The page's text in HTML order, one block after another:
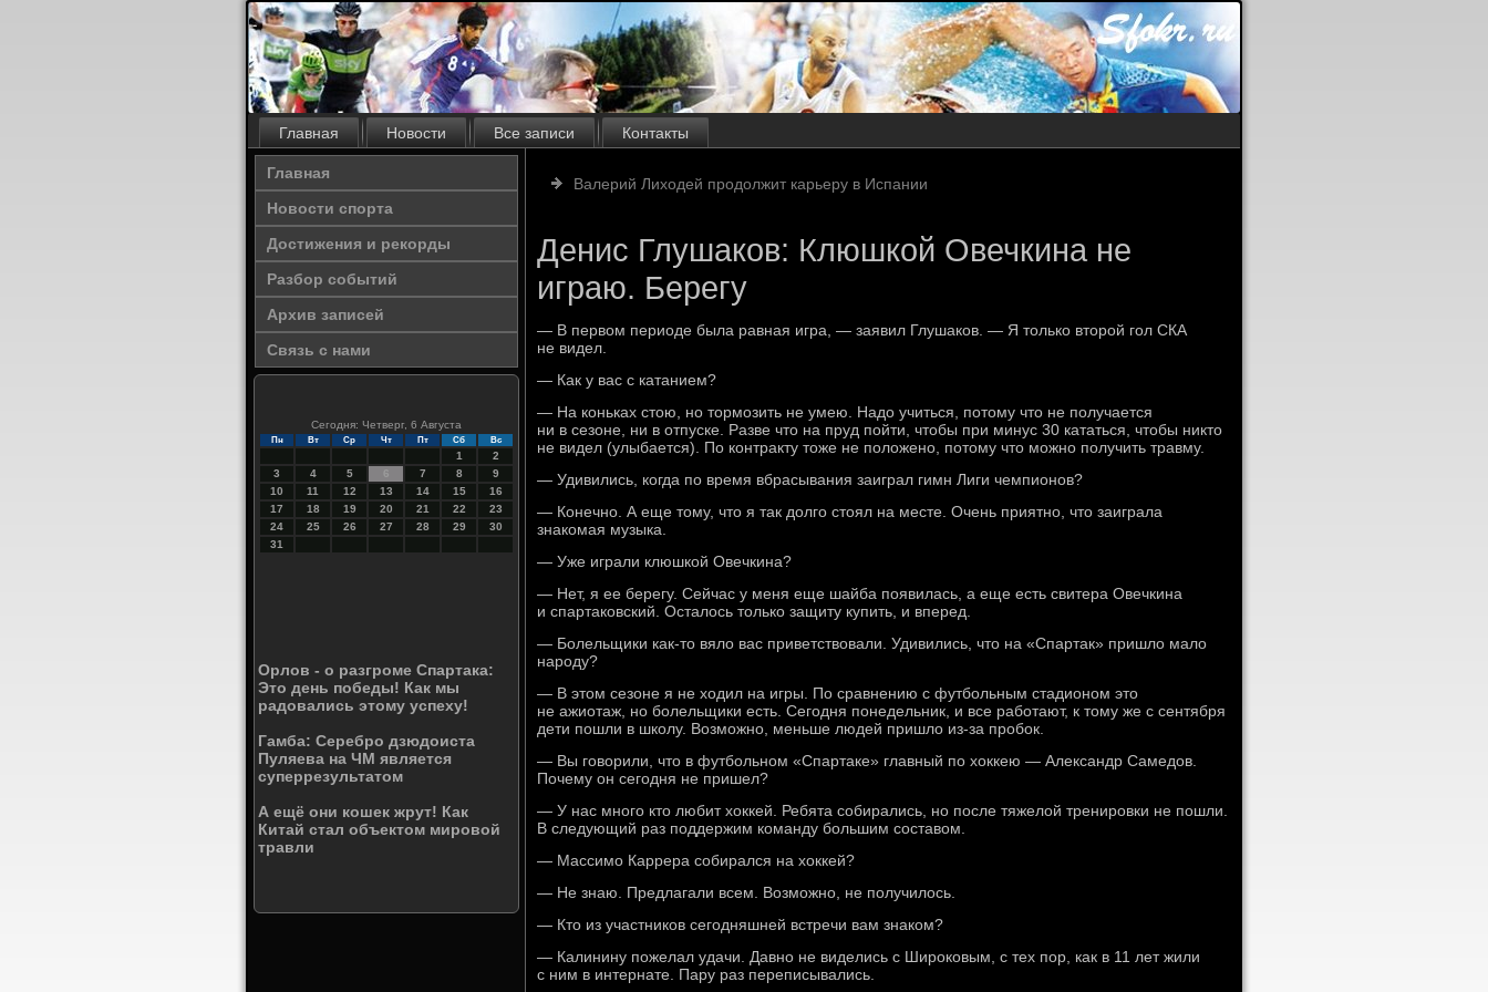
Главная Новости Все записи Контакты
Главная
Новости спорта
Достижения и рекорды
Разбор событий
Архив записей
Связь с нами
Сегодня: Четверг, 6 Августа
Пн Вт Ср Чт Пт Сб Вс
1
2
3
4 5 6 7 8
9
10
11 12 13 14 15
16
17
18 19 20 21 22
23
24
25 26 27 28 29
30
31
Орлов - о разгроме Спартака:
Это день победы! Как мы
радовались этому успеху!
Гамба: Серебро дзюдоиста
Пуляева на ЧМ является
суперрезультатом
А ещё они кошек жрут! Как
Китай стал объектом мировой
травли
Валерий Лиходей продолжит карьеру в Испании
Денис Глушаков: Клюшкой Овечкина не
играю. Берегу
— В первом периоде была равная игра, — заявил Глушаков. — Я только второй гол СКА
не видел.
— Как у вас с катанием?
— На коньках стою, но тормозить не умею. Надо учиться, потому что не получается
ни в сезоне, ни в отпуске. Разве что на пруд пойти, чтобы при минус 30 кататься, чтобы никто
не видел (улыбается). По контракту тоже не положено, потому что можно получить травму.
— Удивились, когда по время вбрасывания заиграл гимн Лиги чемпионов?
— Конечно. А еще тому, что я так долго стоял на месте. Очень приятно, что заиграла
знакомая музыка.
— Уже играли клюшкой Овечкина?
— Нет, я ее берегу. Сейчас у меня еще шайба появилась, а еще есть свитера Овечкина
и спартаковский. Осталось только защиту купить, и вперед.
— Болельщики как-то вяло вас приветствовали. Удивились, что на «Спартак» пришло мало
народу?
— В этом сезоне я не ходил на игры. По сравнению с футбольным стадионом это
не ажиотаж, но болельщики есть. Сегодня понедельник, и все работают, к тому же с сентября
дети пошли в школу. Возможно, меньше людей пришло из-за пробок.
— Вы говорили, что в футбольном «Спартаке» главный по хоккею — Александр Самедов.
Почему он сегодня не пришел?
— У нас много кто любит хоккей. Ребята собирались, но после тяжелой тренировки не пошли.
В следующий раз поддержим команду большим составом.
— Массимо Каррера собирался на хоккей?
— Не знаю. Предлагали всем. Возможно, не получилось.
— Кто из участников сегодняшней встречи вам знаком?
— Калинину пожелал удачи. Давно не виделись с Широковым, с тех пор, как в 11 лет жили
с ним в интернате. Пару раз переписывались.